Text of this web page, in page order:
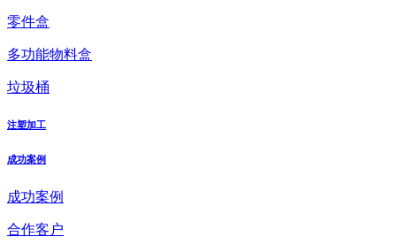
零件盒
多功能物料盒
垃圾桶
注塑加工
成功案例
成功案例
合作客户